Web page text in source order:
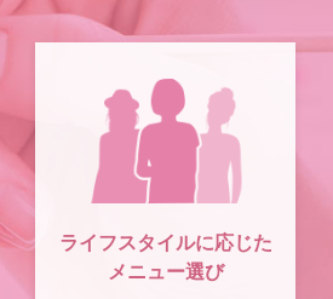
ライフスタイルに応じた
メニュー選び